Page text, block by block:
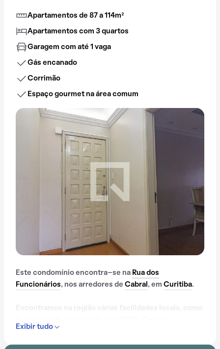
Apartamentos de 87 a 114m²
Apartamentos com 3 quartos
Garagem com até 1 vaga
Gás encanado
Corrimão
Espaço gourmet na área comum
Este condomínio encontra-se na Rua dos
Funcionários, nos arredores de Cabral , em Curitiba.
Leopoldo Mandic (SLMANDIC), Leoncio Correia, C E-
Exibir tudo